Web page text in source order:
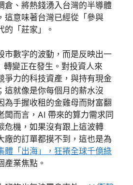
倉、將熱錢湧入台灣的半導體
這意味著台灣已經從「參與
的「莊家」。
市數字的波動，而是反映出一
轉變正在發生。對投資人來
爭力的科技資產，與持有現金
這就像是你每個月的薪水沒
為手握收租的金雞母而財富翻
闆而言，AI 帶來的算力需求同
危機，如果沒有跟上這波轉
廠的訂單都摸不到，這也是為
體「出海」，狂捲全球千億綠
產業焦點。